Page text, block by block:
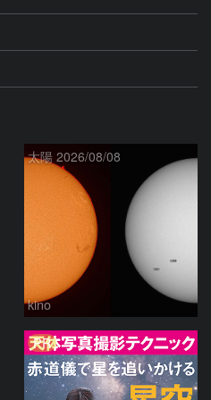
太陽 2026/08/08
kino
PR